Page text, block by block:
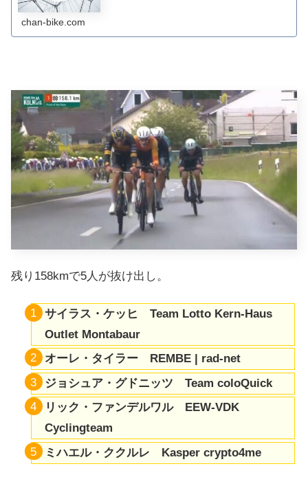
chan-bike.com
残り158kmで5人が抜け出し。
サイラス・ケッヒ Team Lotto Kern-Haus
Outlet Montabaur
オーレ・タイラー REMBE | rad-net
ジョシュア・グドニッツ Team coloQuick
リック・ファンデルワル EEW-VDK
Cyclingteam
ミハエル・ククルレ Kasper crypto4me